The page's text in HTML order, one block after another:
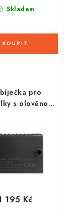
Skladem
pro
s olověnou
195 Kč